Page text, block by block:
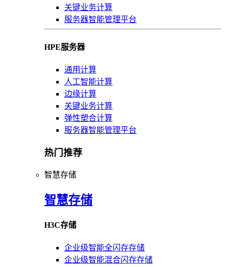
关键业务计算
服务器智能管理平台
HPE服务器
通用计算
人工智能计算
边缘计算
关键业务计算
弹性塑合计算
服务器智能管理平台
热门推荐
智慧存储
智慧存储
H3C存储
企业级智能全闪存存储
企业级智能混合闪存存储